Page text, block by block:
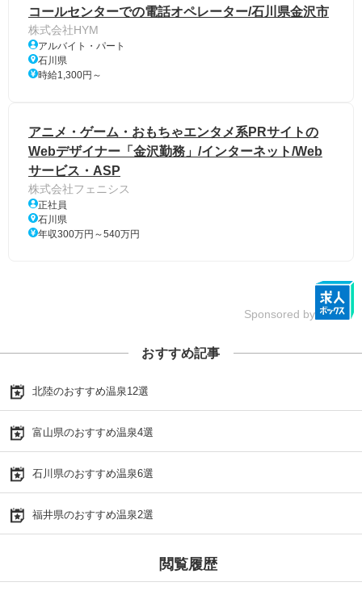
コールセンターでの電話オペレーター/石川県金沢市
株式会社HYM
アルバイト・パート
石川県
時給1,300円～
アニメ・ゲーム・おもちゃエンタメ系PRサイトの
Webデザイナー「金沢勤務」/インターネット/Web
サービス・ASP
株式会社フェニシス
正社員
石川県
年収300万円～540万円
Sponsored by
おすすめ記事
北陸のおすすめ温泉12選
富山県のおすすめ温泉4選
石川県のおすすめ温泉6選
福井県のおすすめ温泉2選
閲覧履歴